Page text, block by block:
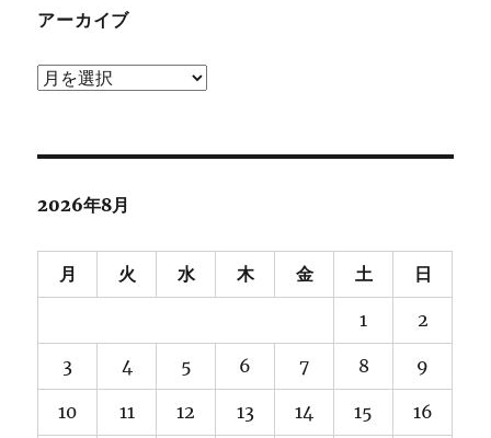
アーカイブ
ア
ブ
2026年8月
月 火 水 木 金 土 日
1 2
3 4 5 6 7 8 9
10 11 12 13 14 15 16